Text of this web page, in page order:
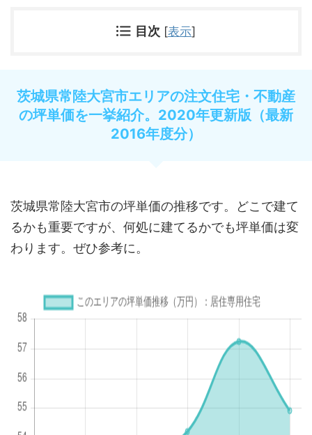
目次 [表示]
茨城県常陸大宮市エリアの注文住宅・不動産
の坪単価を一挙紹介。2020年更新版（最新
2016年度分）
茨城県常陸大宮市の坪単価の推移です。どこで建て
るかも重要ですが、何処に建てるかでも坪単価は変
わります。ぜひ参考に。